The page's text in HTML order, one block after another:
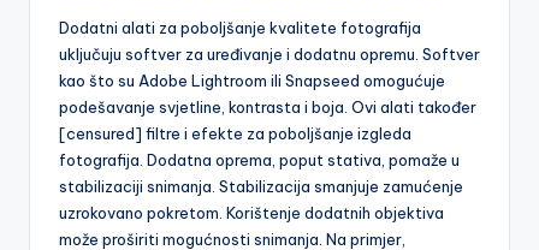
Dodatni alati za poboljšanje kvalitete fotografija
uključuju softver za uređivanje i dodatnu opremu. Softver
kao što su Adobe Lightroom ili Snapseed omogućuje
podešavanje svjetline, kontrasta i boja. Ovi alati također
[censured] filtre i efekte za poboljšanje izgleda
fotografija. Dodatna oprema, poput stativa, pomaže u
stabilizaciji snimanja. Stabilizacija smanjuje zamućenje
uzrokovano pokretom. Korištenje dodatnih objektiva
može proširiti mogućnosti snimanja. Na primjer,